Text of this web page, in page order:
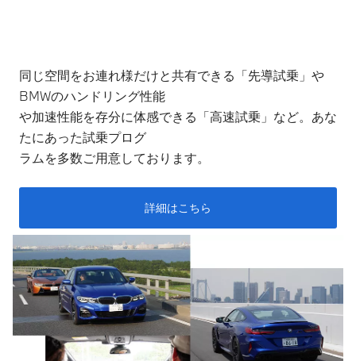
同じ空間をお連れ様だけと共有できる「先導試乗」や
BMWのハンドリング性能
や加速性能を存分に体感できる「高速試乗」など。あな
たにあった試乗プログ
ラムを多数ご用意しております。
詳細はこちら